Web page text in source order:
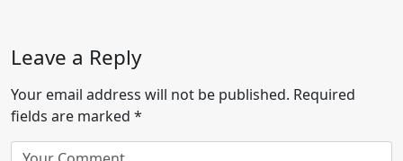
Leave a Reply
Your email address will not be published. Required
fields are marked *